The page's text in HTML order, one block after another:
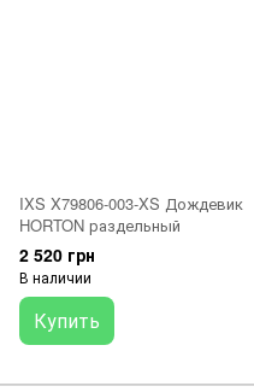
IXS X79806-003-XS Дождевик
HORTON раздельный
2 520 грн
В наличии
Купить